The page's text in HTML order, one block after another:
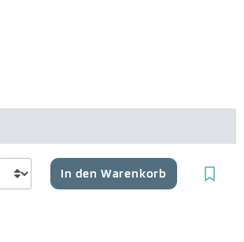
In den Warenkorb